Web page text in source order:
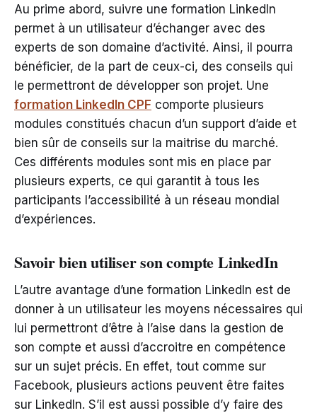
Au prime abord, suivre une formation LinkedIn
permet à un utilisateur d’échanger avec des
experts de son domaine d’activité. Ainsi, il pourra
bénéficier, de la part de ceux-ci, des conseils qui
le permettront de développer son projet. Une
formation LinkedIn CPF comporte plusieurs
modules constitués chacun d’un support d’aide et
bien sûr de conseils sur la maitrise du marché.
Ces différents modules sont mis en place par
plusieurs experts, ce qui garantit à tous les
participants l’accessibilité à un réseau mondial
d’expériences.
Savoir bien utiliser son compte LinkedIn
L’autre avantage d’une formation LinkedIn est de
donner à un utilisateur les moyens nécessaires qui
lui permettront d’être à l’aise dans la gestion de
son compte et aussi d’accroitre en compétence
sur un sujet précis. En effet, tout comme sur
Facebook, plusieurs actions peuvent être faites
sur LinkedIn. S’il est aussi possible d’y faire des